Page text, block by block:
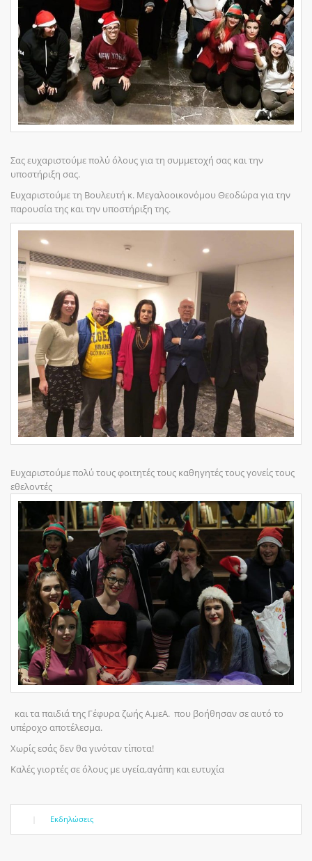
Σας ευχαριστούμε πολύ όλους για τη συμμετοχή σας και την
υποστήριξη σας.
Ευχαριστούμε τη Βουλευτή κ. Μεγαλοοικονόμου Θεοδώρα για την
παρουσία της και την υποστήριξη της.
Ευχαριστούμε πολύ τους φοιτητές τους καθηγητές τους γονείς τους
εθελοντές
και τα παιδιά της Γέφυρα ζωής Α.μεΑ. που βοήθησαν σε αυτό το
υπέροχο αποτέλεσμα.
Χωρίς εσάς δεν θα γινόταν τίποτα!
Καλές γιορτές σε όλους με υγεία,αγάπη και ευτυχία
Εκδηλώσεις